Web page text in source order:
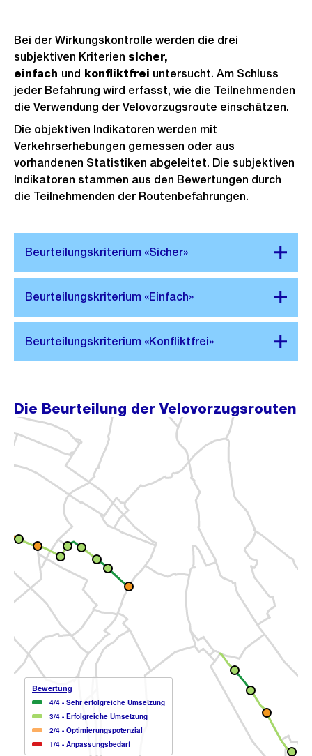
Bei der Wirkungskontrolle werden die drei
subjektiven Kriterien sicher,
einfach und konfliktfrei untersucht. Am Schluss
jeder Befahrung wird erfasst, wie die Teilnehmenden
die Verwendung der Velovorzugsroute einschätzen.
Die objektiven Indikatoren werden mit
Verkehrserhebungen gemessen oder aus
vorhandenen Statistiken abgeleitet. Die subjektiven
Indikatoren stammen aus den Bewertungen durch
die Teilnehmenden der Routenbefahrungen.
Die Beurteilung der Velovorzugsrouten